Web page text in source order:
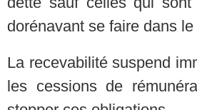
dorénavant se faire dans
La recevabilité suspend
les cessions de